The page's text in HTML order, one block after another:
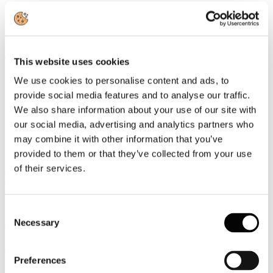
This website uses cookies
We use cookies to personalise content and ads, to
provide social media features and to analyse our traffic.
We also share information about your use of our site with
our social media, advertising and analytics partners who
may combine it with other information that you’ve
provided to them or that they’ve collected from your use
of their services.
Selection
Necessary
Preferences
Secondo i dati della Banca d’Italia relativi al 2025, la spesa dei
viaggiatori stranieri in Italia ha sfiorato la quota di 57 miliardi di
20
Luglio
2026
News 2026
IATA: l’Italia è settima al mondo per trasporto aereo mondiale
L’Italia consolida il proprio peso nel trasporto aereo mondiale. Nel
2025, il Paese ha registrato 187,3 milioni di passeggeri, con una
crescita del 5,8% rispetto all’anno precedente, posizionandosi al
dati principali contenuti nell’ultima edizione del World Air Transport
informazioni di 1.315 compagnie aeree e analizza domanda,
capacità, rotte, flotte e performance economiche del settore.